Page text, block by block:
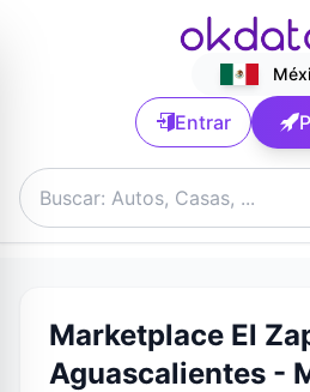
Entrar
Marketplace El
Aguascalientes -